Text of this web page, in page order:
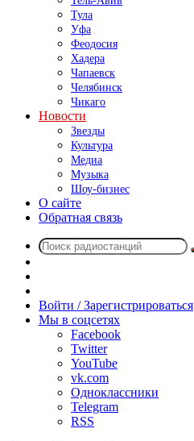
Тула
Уфа
Феодосия
Хадера
Чапаевск
Челябинск
Чикаго
Новости
Звезды
Культура
Медиа
Музыка
Шоу-бизнес
О сайте
Обратная связь
радио
Войти / Зарегистрироваться
Мы в соцсетях
Facebook
Twitter
YouTube
vk.com
Одноклассники
Telegram
RSS